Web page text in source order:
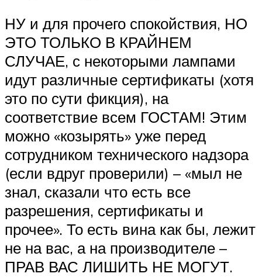
НУ и для прочего спокойствия, НО
ЭТО ТОЛЬКО В КРАЙНЕМ
СЛУЧАЕ, с некоторыми лампами
идут различные сертификаты (хотя
это по сути фикция), на
соответствие всем ГОСТАМ! Этим
можно «козырять» уже перед
сотрудником технического надзора
(если вдруг проверили) – «мыл не
знал, сказали что есть все
разрешения, сертификаты и
прочее». То есть вина как бы, лежит
не на вас, а на производителе –
ПРАВ ВАС ЛИШИТЬ НЕ МОГУТ.